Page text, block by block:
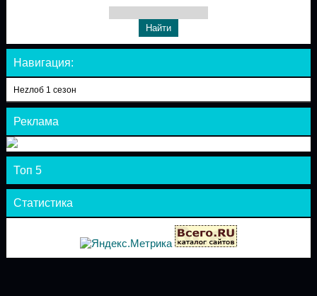
Навигация:
Неzлоб 1 сезон
Реклама
Топ 5
Статистика